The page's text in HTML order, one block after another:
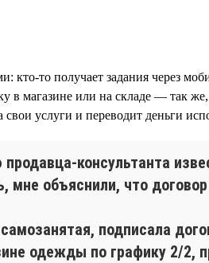
кто-то получает задания через
магазине или на складе — так
свои услуги и переводит деньги
консультанта
мне объяснили, что
подписала
одежды по графику 2/2,